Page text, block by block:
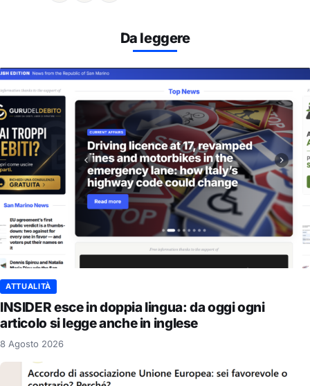
Da leggere
ATTUALITÀ
INSIDER esce in doppia lingua: da oggi ogni
articolo si legge anche in inglese
8 Agosto 2026